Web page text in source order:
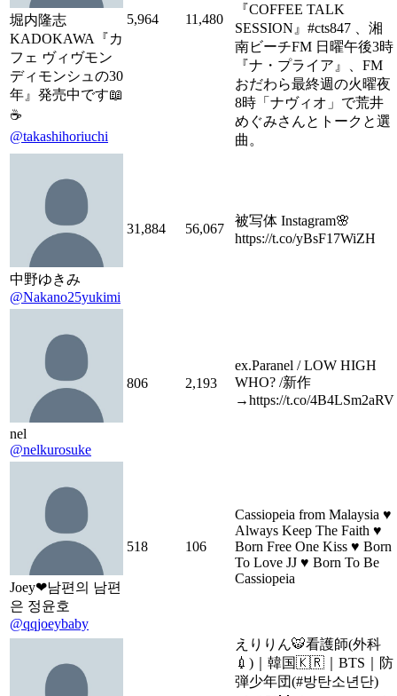
堀内隆志
KADOKAWA『カ
フェ ヴィヴモン
ディモンシュの30
年』発売中です📖
☕️
@takashihoriuchi
5,964 11,480
『COFFEE TALK
SESSION』#cts847 、湘
南ビーチFM 日曜午後3時
『ナ・プライア』、FM
おだわら最終週の火曜夜
8時「ナヴィオ」で荒井
めぐみさんとトークと選
曲。
中野ゆきみ
@Nakano25yukimi
31,884 56,067
被写体 Instagram🌸
https://t.co/yBsF17WiZH
nel
@nelkurosuke
806 2,193
ex.Paranel / LOW HIGH
WHO? /新作
→https://t.co/4B4LSm2aRV
Joey❤남편의 남편
은 정윤호
@qqjoeybaby
518 106
Cassiopeia from Malaysia ♥
Always Keep The Faith ♥
Born Free One Kiss ♥ Born
To Love JJ ♥ Born To Be
Cassiopeia
えりりん🐯看護師(外科
💉)｜韓国🇰🇷｜BTS｜防
弾少年団(#방탄소년단)